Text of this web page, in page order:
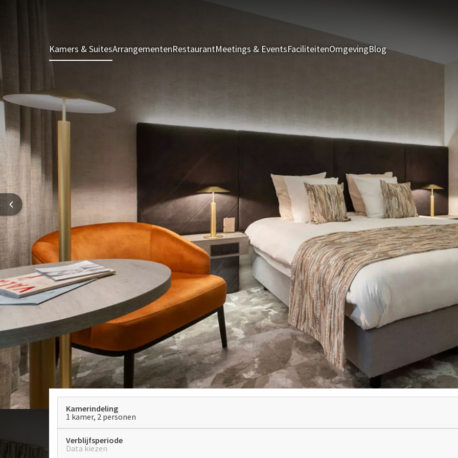
Kamers & SuitesArrangementenRestaurantMeetings & EventsFaciliteitenOmgevingBlogKamers & Suites
Kamerindeling
1 kamer, 2 personen
Verblijfsperiode
Data kiezen